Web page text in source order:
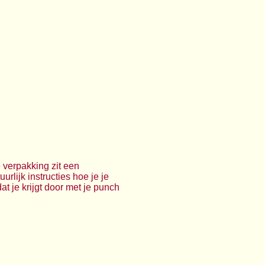
zit een
instructies hoe je je
je krijgt door met je punch